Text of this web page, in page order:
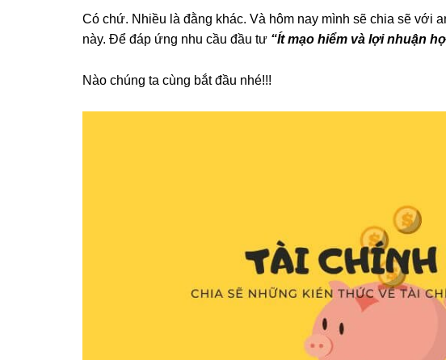
Có chứ. Nhiều là đằng khác. Và hôm nay mình sẽ chia sẽ với
này. Để đáp ứng nhu cầu đầu tư “Ít mạo hiểm và lợi nhuận
Nào chúng ta cùng bắt đầu nhé!!!